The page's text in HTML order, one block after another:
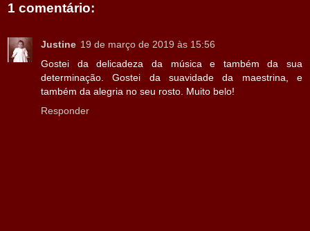
1 comentário:
Justine 19 de março de 2019 às 15:56
Gostei da delicadeza da música e também da sua
determinação. Gostei da suavidade da maestrina, e
também da alegria no seu rosto. Muito belo!
Responder